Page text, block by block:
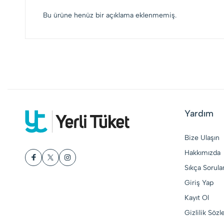
Bu ürüne henüz bir açıklama eklenmemiş.
Yardım
Bize Ulaşın
Hakkımızda
Sıkça
Giriş Yap
Kayıt Ol
Gizlilik